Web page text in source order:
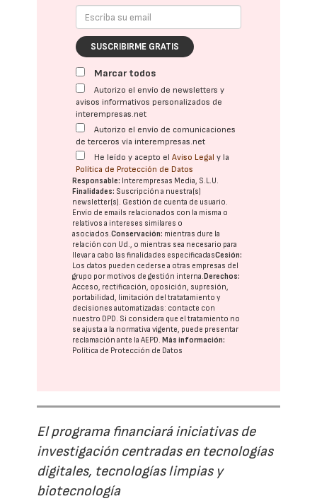
SUSCRIBIRME GRATIS
Marcar todos
Autorizo el envío de newsletters y
avisos informativos personalizados de
interempresas.net
Autorizo el envío de comunicaciones
de terceros vía interempresas.net
He leído y acepto elAviso Legal y la
Política de Protección de Datos
Responsable: Interempresas Media, S.L.U.
Finalidades: Suscripción a nuestra(s)
newsletter(s). Gestión de cuenta de usuario.
Envío de emails relacionados con la misma o
relativos a intereses similares o
asociados.Conservación: mientras dure la
relación con Ud., o mientras sea necesario para
llevar a cabo las finalidades especificadasCesión:
Los datos pueden cederse a otras empresas del
grupo por motivos de gestión interna. Derechos:
Acceso, rectificación, oposición, supresión,
portabilidad, limitación del tratatamiento y
decisiones automatizadas: contacte con
nuestro DPD. Si considera que el tratamiento no
se ajusta a la normativa vigente, puede presentar
reclamación ante laAEPD. Más información:
Política de Protección de Datos
El programa financiará iniciativas de
investigación centradas en tecnologías
digitales, tecnologías limpias y
biotecnología